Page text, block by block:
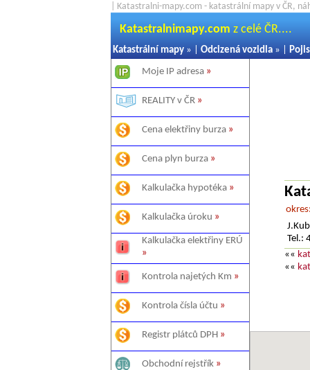
| Katastralni-mapy.com - katastrální mapy v ČR,
Katastralnimapy.com z celé ČR....
Katastrální mapy » | Odcizená vozidla » |
Moje IP adresa »
REALITY v ČR »
Cena elektřiny burza »
Cena plyn burza »
Kalkulačka hypotéka »
Kalkulačka úroku »
Kalkulačka elektřiny ERÚ
»
Kontrola najetých Km »
Kontrola čísla účtu »
Registr plátců DPH »
Obchodní rejstřík »
Tel.:
««
««